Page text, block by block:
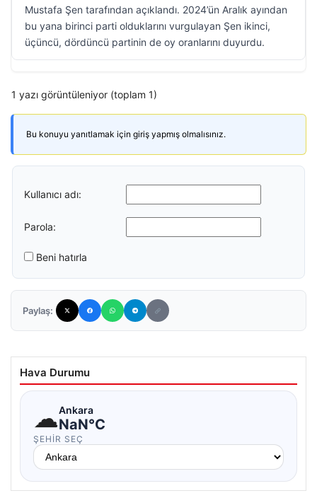
Mustafa Şen tarafından açıklandı. 2024’ün Aralık ayından
bu yana birinci parti olduklarını vurgulayan Şen ikinci,
üçüncü, dördüncü partinin de oy oranlarını duyurdu.
1 yazı görüntüleniyor (toplam 1)
Bu konuyu yanıtlamak için giriş yapmış olmalısınız.
Kullanıcı adı:
Parola:
Beni hatırla
Paylaş:
Hava Durumu
☁Ankara
NaN°C
ŞEHIR SEÇ